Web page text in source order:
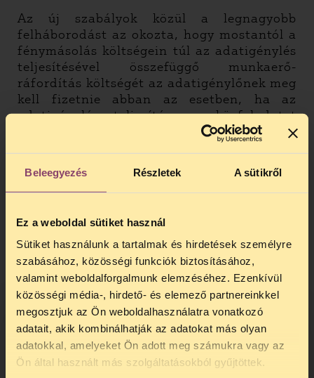
Beleegyezés Részletek A sütikről
Ez a weboldal sütiket használ
Sütiket használunk a tartalmak és hirdetések személyre
szabásához, közösségi funkciók biztosításához,
valamint weboldalforgalmunk elemzéséhez. Ezenkívül
közösségi média-, hirdető- és elemező partnereinkkel
megosztjuk az Ön weboldalhasználatra vonatkozó
adatait, akik kombinálhatják az adatokat más olyan
adatokkal, amelyeket Ön adott meg számukra vagy az
Ön által használt más szolgáltatásokból gyűjtöttek.
Az új szabályok közül a legnagyobb
felháborodást az okozta, hogy mostantól a
fénymásolás költségein túl az adatigénylés
teljesítésével összefüggő munkaerő-
ráfordítás költségét az adatigénylőnek meg
kell fizetnie abban az esetben, ha az
adatigénylés teljesítése a közfeladatot
ellátó szerv alaptevékenységének
ellátásához szükséges munkaerőforrás
Hogy mikor jár ilyen aránytalan
igénybevétellel, azt a közérdekű adatot
hogy összegszerűen mekkora az
adatigénylés teljesítésével összefüggő
munkaerő-ráfordítás költsége. Az adatot
megszerezni kívánó újságírónak semmilyen
lehetősége nem lesz megítélni azt, hogy a
közérdekű adatot kezelő szerv ezeket
megfelelően határozta-e meg, hiszen a
költségtérítést előre kell megfizetnie,
amikor még hozzá sem férhetett az
TELEFONOS JOGSEGÉLY